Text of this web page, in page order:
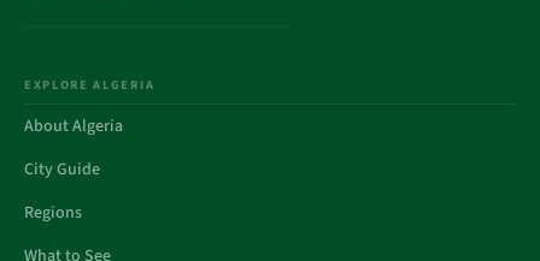
EXPLORE ALGERIA
About Algeria
City Guide
Regions
What to See